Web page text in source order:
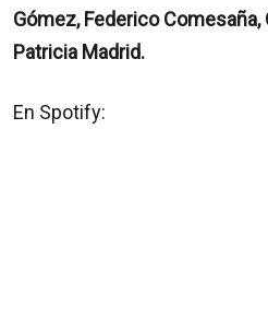
Gómez, Federico
Patricia Madrid.
En Spotify: